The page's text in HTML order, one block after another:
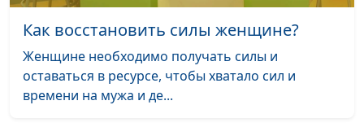
Зависимость от сериалов:
способы избавления
Вилина
Парфенова
Как понять, что это твой
человек?
Вилина
Как восстановить силы женщине?
Женщине необходимо получать силы и
оставаться в ресурсе, чтобы хватало сил и
времени на мужа и де...